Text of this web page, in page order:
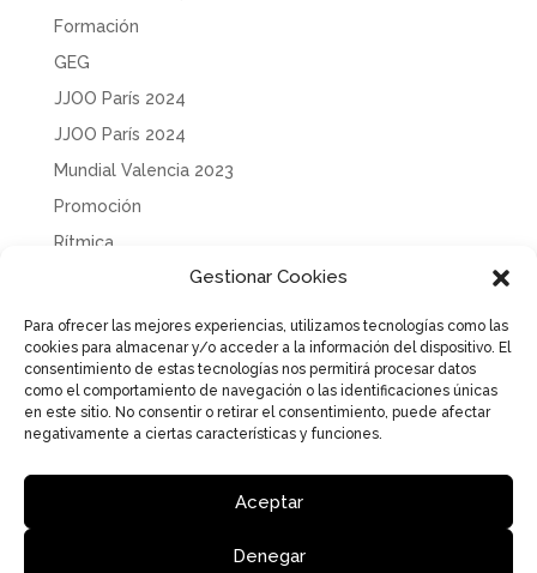
Gestionar Cookies
Para ofrecer las mejores experiencias, utilizamos tecnologías como las
cookies para almacenar y/o acceder a la información del dispositivo. El
consentimiento de estas tecnologías nos permitirá procesar datos
como el comportamiento de navegación o las identificaciones únicas
en este sitio. No consentir o retirar el consentimiento, puede afectar
negativamente a ciertas características y funciones.
Aceptar
Denegar
Formación
GEG
JJOO París 2024
JJOO París 2024
Mundial Valencia 2023
Promoción
Rítmica
Solidaridad
Tecnificación
Uncategorized
Política de Privacidad